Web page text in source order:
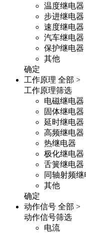
温度继电器
步进继电器
速度继电器
汽车继电器
保护继电器
其他
确定
工作原理 全部 >
工作原理筛选
电磁继电器
固体继电器
延时继电器
高频继电器
热继电器
极化继电器
舌簧继电器
同轴射频继
其他
确定
动作信号 全部 >
动作信号筛选
电流